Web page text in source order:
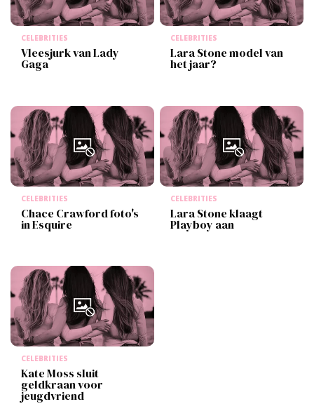
CELEBRITIES
Vleesjurk van Lady
Gaga
CELEBRITIES
Lara Stone model van
het jaar?
CELEBRITIES
Chace Crawford foto's
in Esquire
CELEBRITIES
Lara Stone klaagt
Playboy aan
CELEBRITIES
Kate Moss sluit
geldkraan voor
jeugdvriend